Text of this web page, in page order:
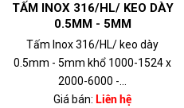
TẤM INOX 316/HL/ KEO DÀY
0.5MM - 5MM
Tấm Inox 316/HL/ keo dày
0.5mm - 5mm khổ 1000-1524 x
2000-6000 -...
Giá bán: Liên hệ